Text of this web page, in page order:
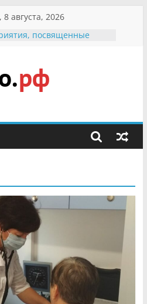
8 августа, 2026
посвященные
Инжавинского округа»
Великой
фронтовичке
в сети Интернет
«Сохраним
родились крапчатые